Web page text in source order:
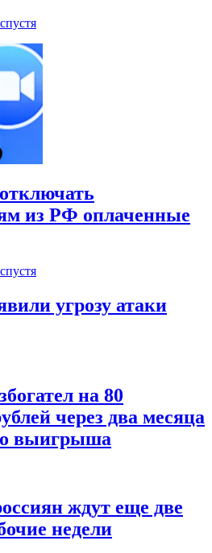
из РФ оплаченные
угрозу атаки
на 80
через два месяца
выигрыша
ждут еще две
недели